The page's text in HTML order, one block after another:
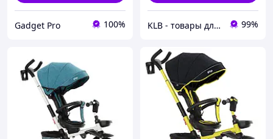
Gadget Pro 100% KLB - товары для дома, детей и животных 99%